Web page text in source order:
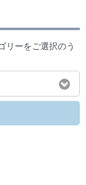
リーをご選択のう